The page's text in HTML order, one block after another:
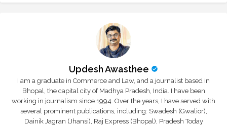
Updesh Awasthee
I am a graduate in Commerce and Law, and a journalist based in
Bhopal, the capital city of Madhya Pradesh, India. I have been
working in journalism since 1994. Over the years, I have served with
several prominent publications, including: Swadesh (Gwalior),
Dainik Jagran (Jhansi), Raj Express (Bhopal), Pradesh Today